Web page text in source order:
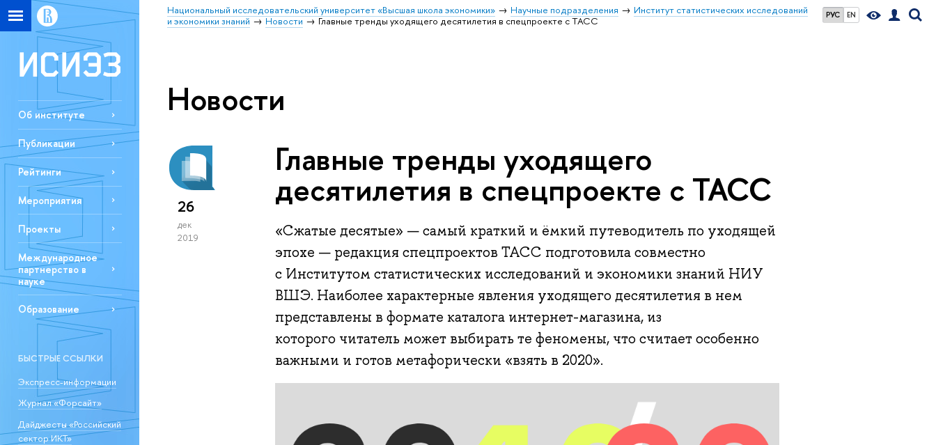
РУС EN
Национальный исследовательский университет «Высшая школа экономики» Научные подразделения
Институт статистических исследований
и экономики знаний
Новости Главные тренды уходящего десятилетия в спецпроекте с ТАСС
Об институте
Публикации
Рейтинги
Мероприятия
Проекты
Международное
партнерство в
науке
Образование
БЫСТРЫЕ ССЫЛКИ
Экспресс-информации
Журнал «Форсайт»
Дайджесты «Российский
сектор ИКТ»
Новости
26
дек
2019
Главные тренды уходящего
десятилетия в спецпроекте с ТАСС
«Сжатые десятые» — самый краткий и ёмкий путеводитель по уходящей
эпохе — редакция спецпроектов ТАСС подготовила совместно
с Институтом статистических исследований и экономики знаний НИУ
ВШЭ. Наиболее характерные явления уходящего десятилетия в нем
представлены в формате каталога интернет-магазина, из
которого читатель может выбирать те феномены, что считает особенно
важными и готов метафорически «взять в 2020».